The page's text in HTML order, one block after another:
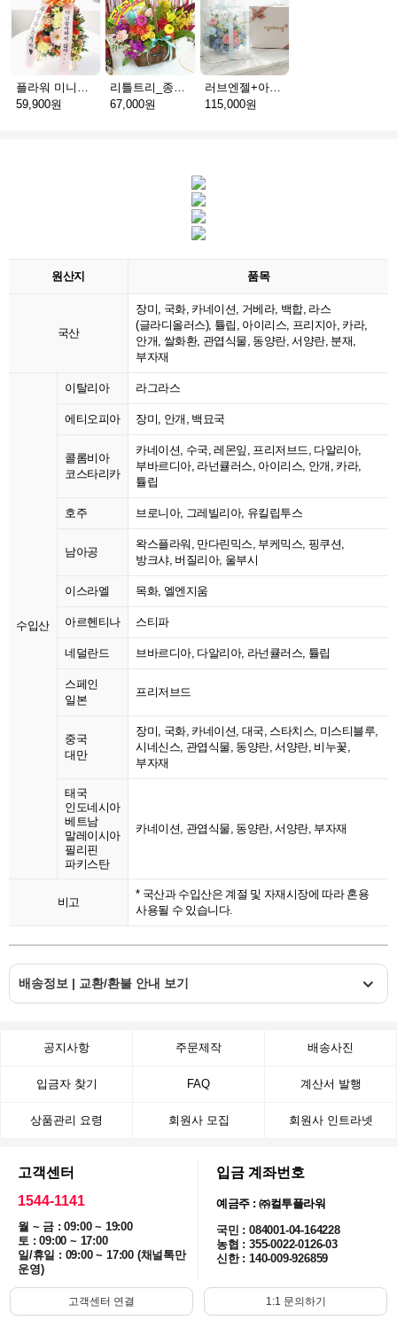
59,900원
67,000원
러브엔젤+아가방딸랑이(서울)
115,000원
원산지 품목
국산
장미, 국화, 카네이션, 거베라, 백합, 라스
(글라디올러스), 튤립, 아이리스, 프리지아, 카라,
안개, 쌀화환, 관엽식물, 동양란, 서양란, 분재,
부자재
수입산
이탈리아 라그라스
에티오피아 장미, 안개, 백묘국
콜롬비아
코스타리카
카네이션, 수국, 레몬잎, 프리저브드, 다알리아,
부바르디아, 라넌큘러스, 아이리스, 안개, 카라,
튤립
호주 브로니아, 그레빌리아, 유킬립투스
남아공
왁스플라워, 만다린믹스, 부케믹스, 핑쿠션,
방크샤, 버질리아, 울부시
이스라엘 목화, 엘엔지움
아르헨티나 스티파
네덜란드 브바르디아, 다알리아, 라넌큘러스, 튤립
스페인
일본
프리저브드
중국
대만
장미, 국화, 카네이션, 대국, 스타치스, 미스티블루,
시네신스, 관엽식물, 동양란, 서양란, 비누꽃,
부자재
태국
인도네시아
베트남
말레이시아
필리핀
파키스탄
카네이션, 관엽식물, 동양란, 서양란, 부자재
비고
* 국산과 수입산은 계절 및 자재시장에 따라 혼용
사용될 수 있습니다.
배송정보 | 교환/환불 안내 보기
공지사항 주문제작 배송사진
입금자 찾기 FAQ 계산서 발행
상품관리 요령 회원사 모집 회원사 인트라넷
고객센터
1544-1141
월 ~ 금 : 09:00 ~ 19:00
토 : 09:00 ~ 17:00
일/휴일 : 09:00 ~ 17:00 (채널톡만
운영)
입금 계좌번호
예금주 : ㈜컬투플라워
국민 : 084001-04-164228
농협 : 355-0022-0126-03
신한 : 140-009-926859
고객센터 연결 1:1 문의하기